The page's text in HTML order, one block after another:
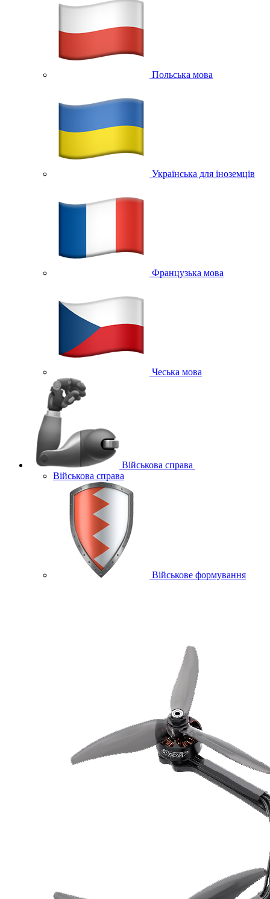
Польська мова
Українська для іноземців
Французька мова
Чеська мова
Військова справа
Військова справа
Військове формування